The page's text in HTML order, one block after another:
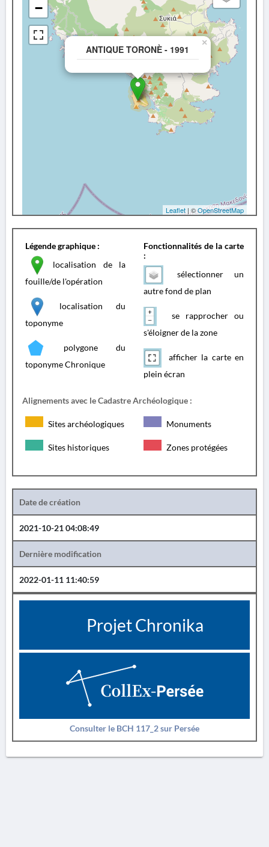
ANTIQUE TORONÈ - 1991
×
−
Leaflet | ©OpenStreetMap
Légende graphique :
localisation de la
fouille/de l'opération
localisation du
toponyme
polygone du
toponyme Chronique
Fonctionnalités de la carte
:
sélectionner un
autre fond de plan
se rapprocher ou
s'éloigner de la zone
afficher la carte en
plein écran
Alignements avec le Cadastre Archéologique :
Sites archéologiques Monuments
Sites historiques Zones protégées
Date de création
2021-10-21 04:08:49
Dernière modification
2022-01-11 11:40:59
Projet Chronika
Consulter le BCH 117_2 sur Persée